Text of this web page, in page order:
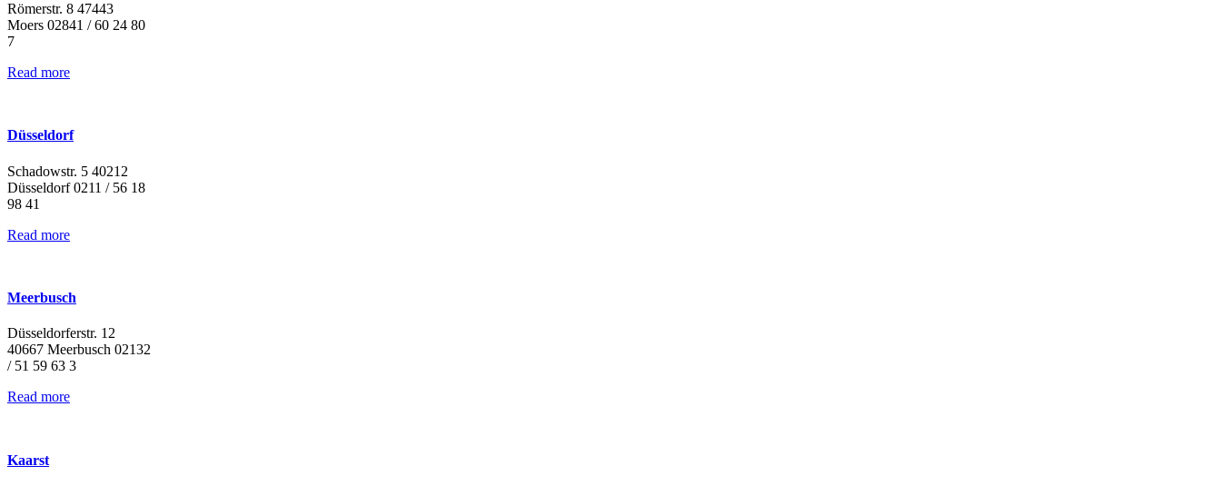
Römerstr. 8 47443
Moers 02841 / 60 24 80
7
Read more
Düsseldorf
Schadowstr. 5 40212
Düsseldorf 0211 / 56 18
98 41
Read more
Meerbusch
Düsseldorferstr. 12
40667 Meerbusch 02132
/ 51 59 63 3
Read more
Kaarst